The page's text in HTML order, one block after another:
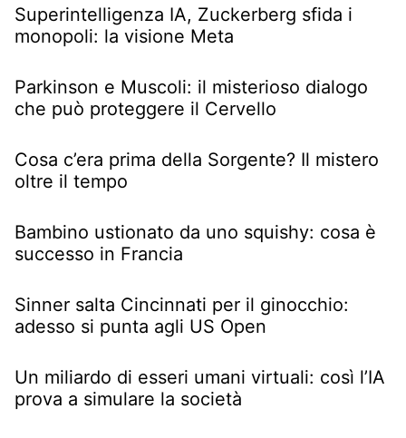
Superintelligenza IA, Zuckerberg sfida i
monopoli: la visione Meta
Parkinson e Muscoli: il misterioso dialogo
che può proteggere il Cervello
Cosa c’era prima della Sorgente? Il mistero
oltre il tempo
Bambino ustionato da uno squishy: cosa è
successo in Francia
Sinner salta Cincinnati per il ginocchio:
adesso si punta agli US Open
Un miliardo di esseri umani virtuali: così l’IA
prova a simulare la società